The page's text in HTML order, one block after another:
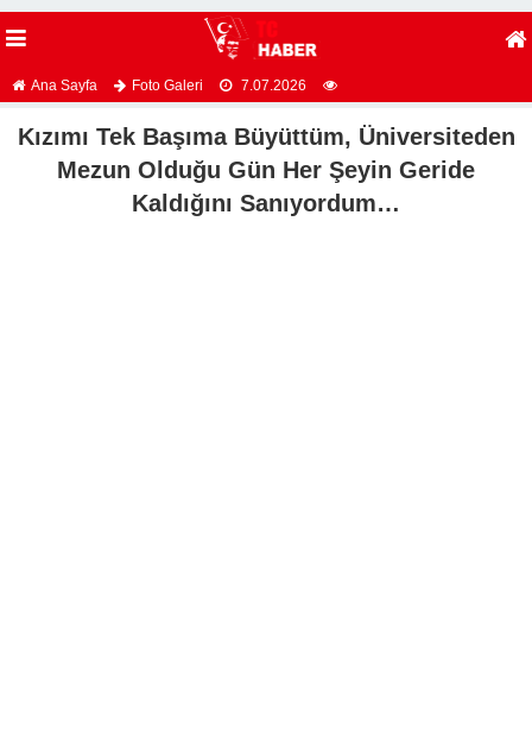
Ana Sayfa Foto Galeri 7.07.2026
Kızımı Tek Başıma Büyüttüm, Üniversiteden
Mezun Olduğu Gün Her Şeyin Geride
Kaldığını Sanıyordum…